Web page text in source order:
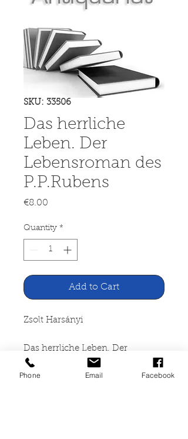
SKU: 33506
Das herrliche
Leben. Der
Lebensroman des
P.P.Rubens
€8.00
Quantity *
Add to Cart
Zsolt Harsányi
Das herrliche Leben. Der
Lebensroman des P.P.Rubens
Phone Email Facebook